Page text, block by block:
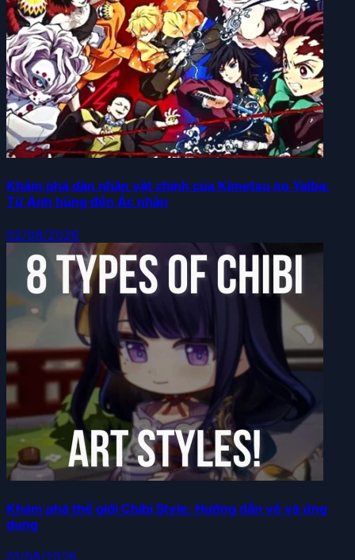
Khám phá dàn nhân vật chính của Kimetsu no Yaiba:
Từ Anh hùng đến Ác nhân
02/08/2026
Khám phá thế giới Chibi Style: Hướng dẫn vẽ và ứng
dụng